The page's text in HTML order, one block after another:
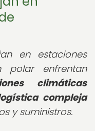
en estaciones
polar enfrentan
climáticas
compleja
y suministros.